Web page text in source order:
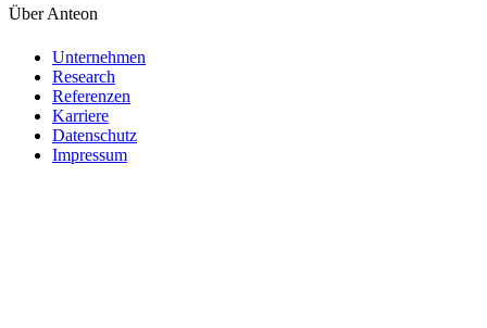
Über Anteon
Unternehmen
Research
Referenzen
Karriere
Datenschutz
Impressum